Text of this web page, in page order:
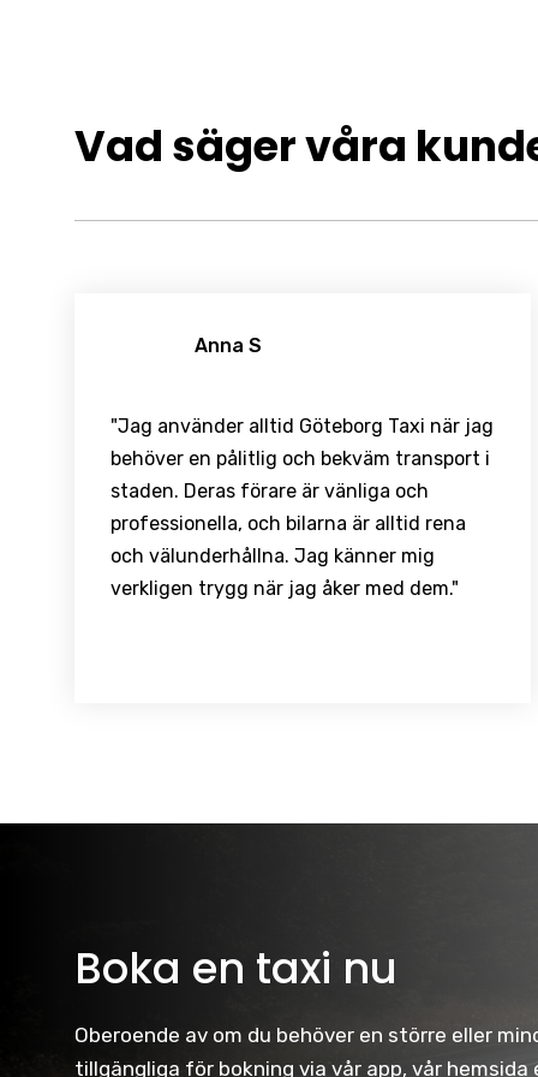
Vad säger våra
Anna S
"Jag använder alltid Göteborg Taxi när jag
behöver en pålitlig och bekväm transport i
staden. Deras förare är vänliga och
professionella, och bilarna är alltid rena
och välunderhållna. Jag känner mig
verkligen trygg när jag åker med dem."
Boka en taxi nu
Oberoende av om du behöver en större eller
tillgängliga för bokning via vår app, vår